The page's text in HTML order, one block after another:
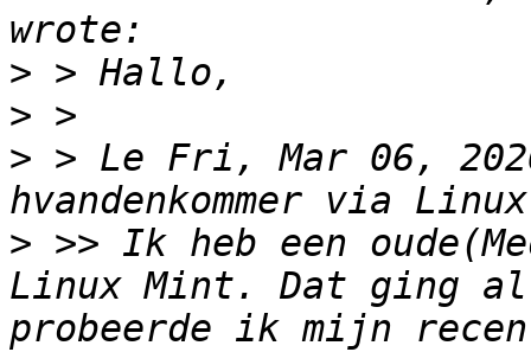
>
>
> > Le Fri, Mar 06,
> >> Ik heb een
Linux Mint. Dat ging
probeerde ik mijn